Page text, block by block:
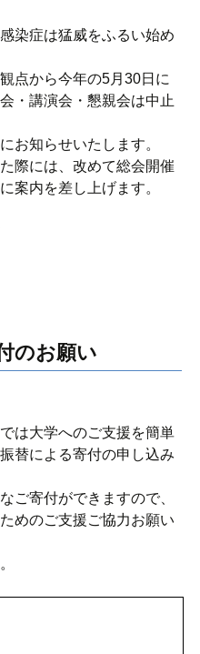
染症は猛威をふるい始め
点から今年の5月30日に
・講演会・懇親会は中止
お知らせいたします。
際には、改めて総会開催
案内を差し上げます。
のお願い
は大学へのご支援を簡単
替による寄付の申し込み
ご寄付ができますので、
めのご支援ご協力お願い